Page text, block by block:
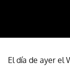
El día de ayer el